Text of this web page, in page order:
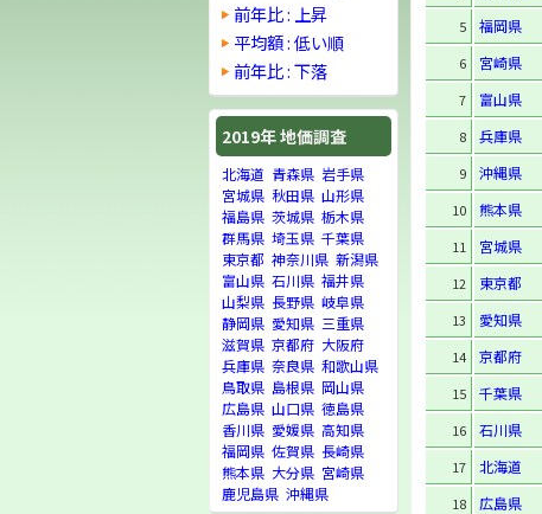
前年比 : 上昇
平均額 : 低い順
前年比 : 下落
2019年 地価調査
北海道 青森県 岩手県
宮城県 秋田県 山形県
福島県 茨城県 栃木県
群馬県 埼玉県 千葉県
東京都 神奈川県 新潟県
富山県 石川県 福井県
山梨県 長野県 岐阜県
静岡県 愛知県 三重県
滋賀県 京都府 大阪府
兵庫県 奈良県 和歌山県
鳥取県 島根県 岡山県
広島県 山口県 徳島県
香川県 愛媛県 高知県
福岡県 佐賀県 長崎県
熊本県 大分県 宮崎県
鹿児島県 沖縄県
5 福岡県
6 宮崎県
7 富山県
8 兵庫県
9 沖縄県
10 熊本県
11 宮城県
12 東京都
13 愛知県
14 京都府
15 千葉県
16 石川県
17 北海道
18 広島県